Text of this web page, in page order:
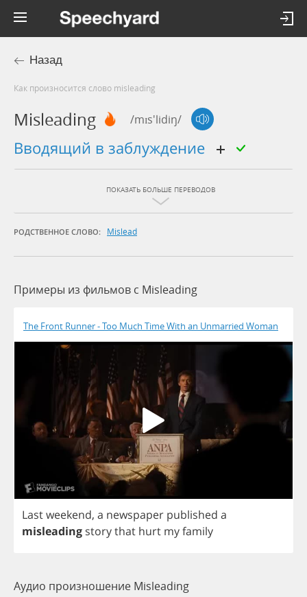
Назад
Как произносится слово misleading
Misleading /mɪs'lidiŋ/
вводящий в заблуждение
ПОКАЗАТЬ БОЛЬШЕ ПЕРЕВОДОВ
РОДСТВЕННОЕ СЛОВО: Mislead
Примеры из фильмов c Misleading
The Front Runner - Too Much Time With an Unmarried Woman
Lastweekend, a newspaper published a
misleading storythat hurt myfamily
Аудио произношение Misleading